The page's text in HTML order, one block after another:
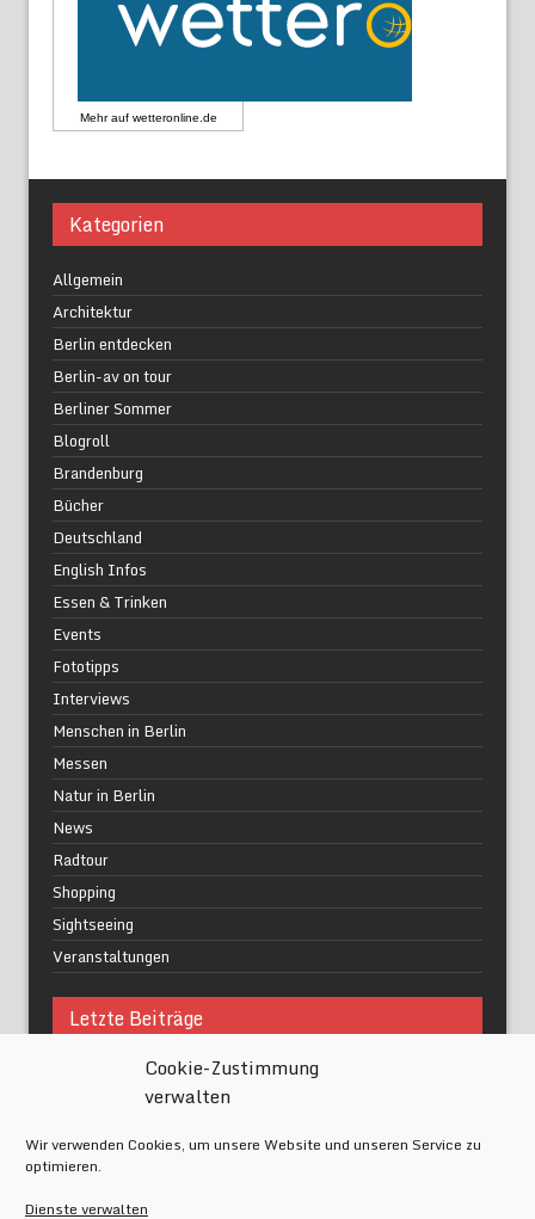
Cookie-Zustimmung
verwalten
Wir verwenden Cookies, um unsere Website und unseren Service zu
optimieren.
Dienste verwalten
Mehr auf wetteronline.de
Kategorien
Allgemein
Architektur
Berlin entdecken
Berlin-av on tour
Berliner Sommer
Blogroll
Brandenburg
Bücher
Deutschland
English Infos
Essen & Trinken
Events
Fototipps
Interviews
Menschen in Berlin
Messen
Natur in Berlin
News
Radtour
Shopping
Sightseeing
Veranstaltungen
Letzte Beiträge
Was macht urbane Lebensqualität wirklich aus?
Grüne Oasen in Berlin
Festival of Lights Berlin 2024
Gesund schlafen im modernen Alltag